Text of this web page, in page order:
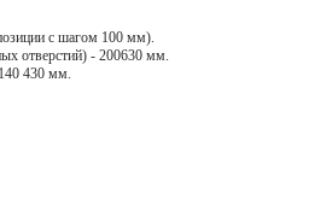
с шагом 100 мм).
отверстий) - 200630 мм.
430 мм.